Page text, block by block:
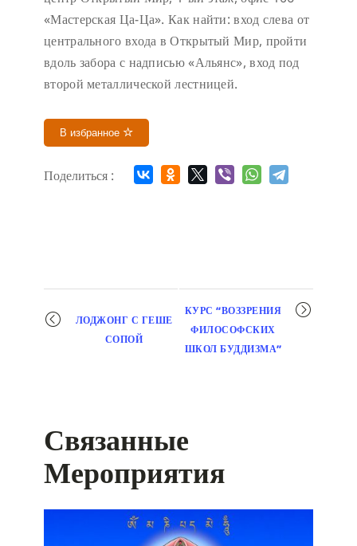
«Мастерская Ца-Ца». Как найти: вход слева от
центрального входа в Открытый Мир, пройти
вдоль забора с надписью «Альянс», вход под
второй металлической лестницей.
В избранное
Поделиться :
Мероприятие
навигация
ЛОДЖОНГ С ГЕШЕ
СОПОЙ
КУРС “ВОЗЗРЕНИЯ
ФИЛОСОФСКИХ
ШКОЛ БУДДИЗМА”
Связанные
Мероприятия